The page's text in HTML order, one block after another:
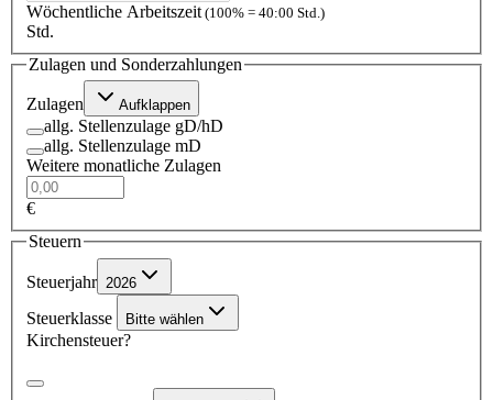
Wöchentliche Arbeitszeit (100% = 40:00 Std.)
Std.
Zulagen und Sonderzahlungen
Zulagen Aufklappen
allg. Stellenzulage gD/hD
allg. Stellenzulage mD
Weitere monatliche Zulagen
€
Steuern
Steuerjahr 2026
Steuerklasse Bitte wählen
Kirchensteuer?